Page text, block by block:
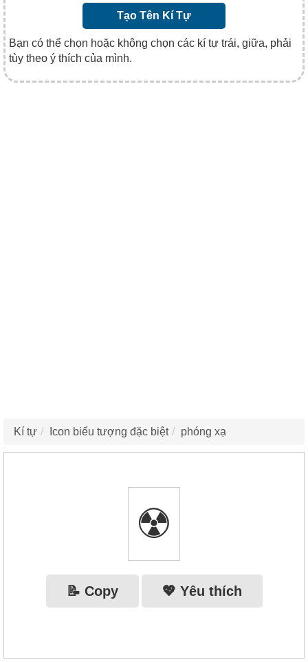
Tạo Tên Kí Tự
Bạn có thể chọn hoặc không chọn các kí tự trái, giữa, phải
tùy theo ý thích của mình.
Kí tự Icon biểu tượng đặc biệt phóng xạ
☢
📝 Copy 💖 Yêu thích